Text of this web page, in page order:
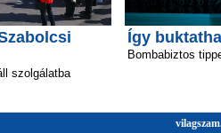
szolgálatba
Így
Bombabiztos